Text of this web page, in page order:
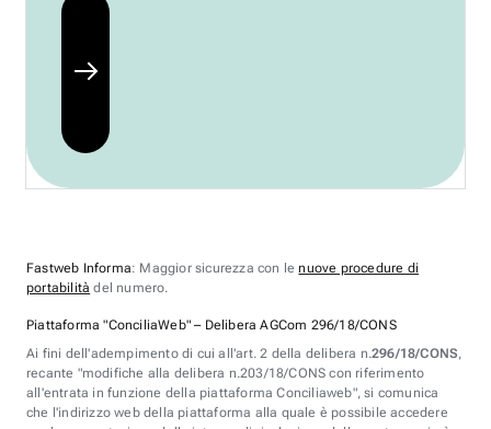
Fastweb Informa: Maggior sicurezza con lenuove procedure di
portabilità del numero.
Piattaforma "ConciliaWeb" – Delibera AGCom 296/18/CONS
Ai fini dell'adempimento di cui all'art. 2 della delibera n.296/18/CONS,
recante "modifiche alla delibera n.203/18/CONS con riferimento
all'entrata in funzione della piattaforma Conciliaweb", si comunica
che l'indirizzo web della piattaforma alla quale è possibile accedere